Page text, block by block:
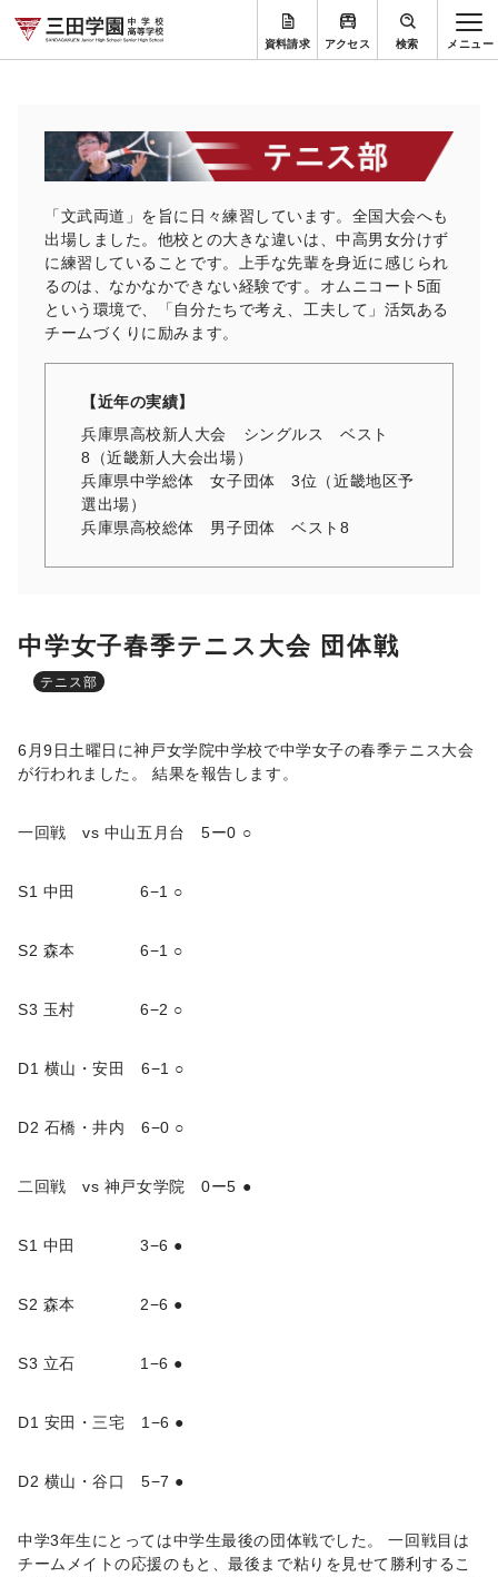
資料請求 アクセス 検索
「文武両道」を旨に日々練習しています。全国大会へも
出場しました。他校との大きな違いは、中高男女分けず
に練習していることです。上手な先輩を身近に感じられ
るのは、なかなかできない経験です。オムニコート5面
という環境で、「自分たちで考え、工夫して」活気ある
チームづくりに励みます。
【近年の実績】
兵庫県高校新人大会 シングルス ベスト
8（近畿新人大会出場）
兵庫県中学総体 女子団体 3位（近畿地区予
選出場）
兵庫県高校総体 男子団体 ベスト8
中学女子春季テニス大会 団体戦
テニス部
6月9日土曜日に神戸女学院中学校で中学女子の春季テニス大会
が行われました。 結果を報告します。
一回戦 vs 中山五月台 5ー0 ○
S1 中田 6−1 ○
S2 森本 6−1 ○
S3 玉村 6−2 ○
D1 横山・安田 6−1 ○
D2 石橋・井内 6−0 ○
二回戦 vs 神戸女学院 0ー5 ●
S1 中田 3−6 ●
S2 森本 2−6 ●
S3 立石 1−6 ●
D1 安田・三宅 1−6 ●
D2 横山・谷口 5−7 ●
中学3年生にとっては中学生最後の団体戦でした。 一回戦目は
チームメイトの応援のもと、最後まで粘りを見せて勝利するこ